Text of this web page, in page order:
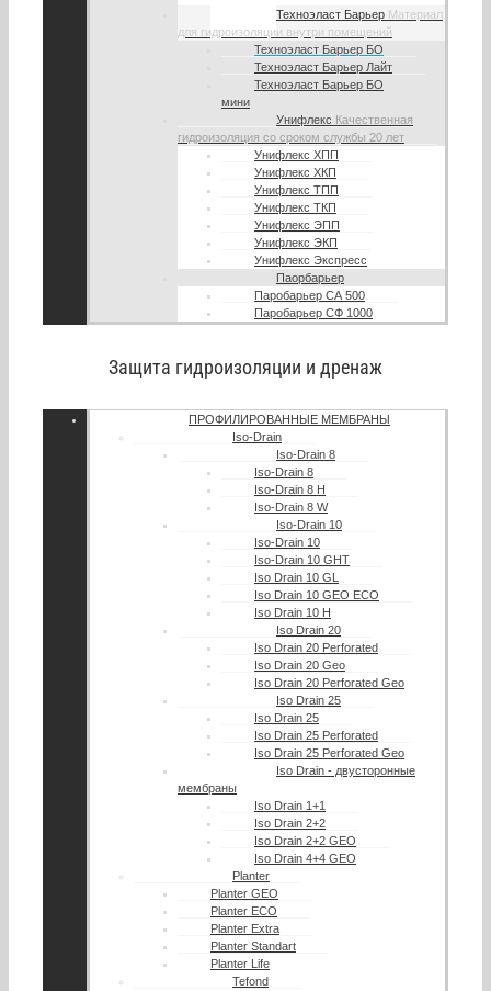
Техноэласт Барьер Материал
для гидроизоляции внутри помещений
Техноэласт Барьер БО
Техноэласт Барьер Лайт
Техноэласт Барьер БО
мини
Унифлекс Качественная
гидроизоляция со сроком службы 20 лет
Унифлекс ХПП
Унифлекс ХКП
Унифлекс ТПП
Унифлекс ТКП
Унифлекс ЭПП
Унифлекс ЭКП
Унифлекс Экспресс
Паорбарьер
Паробарьер СА 500
Паробарьер СФ 1000
Защита гидроизоляции и дренаж
ПРОФИЛИРОВАННЫЕ МЕМБРАНЫ
Iso-Drain
Iso-Drain 8
Iso-Drain 8
Iso-Drain 8 Н
Iso-Drain 8 W
Iso-Drain 10
Iso-Drain 10
Iso-Drain 10 GHT
Iso Drain 10 GL
Iso Drain 10 GEO ECO
Iso Drain 10 H
Iso Drain 20
Iso Drain 20 Perforated
Iso Drain 20 Geo
Iso Drain 20 Perforated Geo
Iso Drain 25
Iso Drain 25
Iso Drain 25 Perforated
Iso Drain 25 Perforated Geo
Iso Drain - двусторонные
мембраны
Iso Drain 1+1
Iso Drain 2+2
Iso Drain 2+2 GEO
Iso Drain 4+4 GEO
Planter
Planter GEO
Planter ECO
Planter Extra
Planter Standart
Planter Life
Tefond